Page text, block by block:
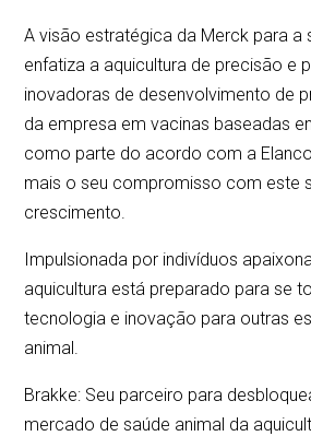
A visão estratégica da Merck para a
enfatiza a aquicultura de precisão e
inovadoras de desenvolvimento de
da empresa em vacinas baseadas
como parte do acordo com a
mais o seu compromisso com este
crescimento.
Impulsionada por indivíduos
aquicultura está preparado para se
tecnologia e inovação para outras
animal.
Brakke: Seu parceiro para
mercado de saúde animal da